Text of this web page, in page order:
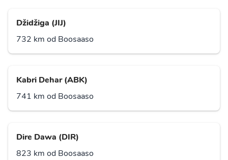
Džidžiga (JIJ)
732 km od Boosaaso
Kabri Dehar (ABK)
741 km od Boosaaso
Dire Dawa (DIR)
823 km od Boosaaso